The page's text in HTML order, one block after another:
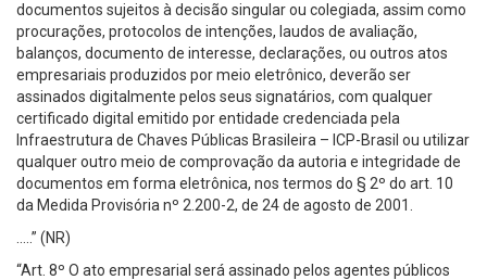
documentos sujeitos à decisão singular ou colegiada, assim como
procurações, protocolos de intenções, laudos de avaliação,
balanços, documento de interesse, declarações, ou outros atos
empresariais produzidos por meio eletrônico, deverão ser
assinados digitalmente pelos seus signatários, com qualquer
certificado digital emitido por entidade credenciada pela
Infraestrutura de Chaves Públicas Brasileira – ICP-Brasil ou utilizar
qualquer outro meio de comprovação da autoria e integridade de
documentos em forma eletrônica, nos termos do § 2º do art. 10
da Medida Provisória nº 2.200-2, de 24 de agosto de 2001.
…..” (NR)
“Art. 8º O ato empresarial será assinado pelos agentes públicos